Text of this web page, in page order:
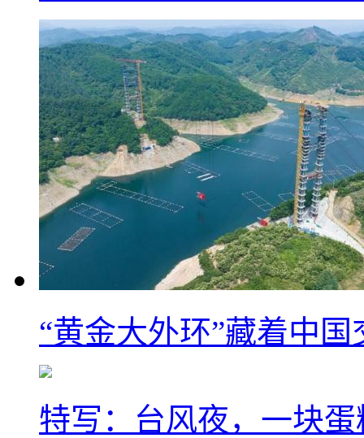
“黄金大外环”藏着中
特写：台风夜，一块